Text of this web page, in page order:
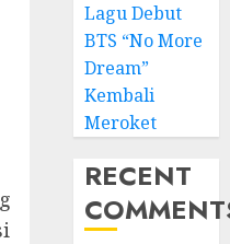
Lagu Debut
BTS “No More
Dream”
Kembali
Meroket
RECENT